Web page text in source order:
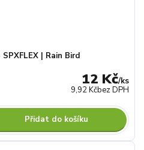
| Rain Bird
12 Kč/ks
9,92 Kčbez DPH
Přidat do košíku